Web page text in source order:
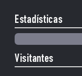
Estadísticas
Visitantes